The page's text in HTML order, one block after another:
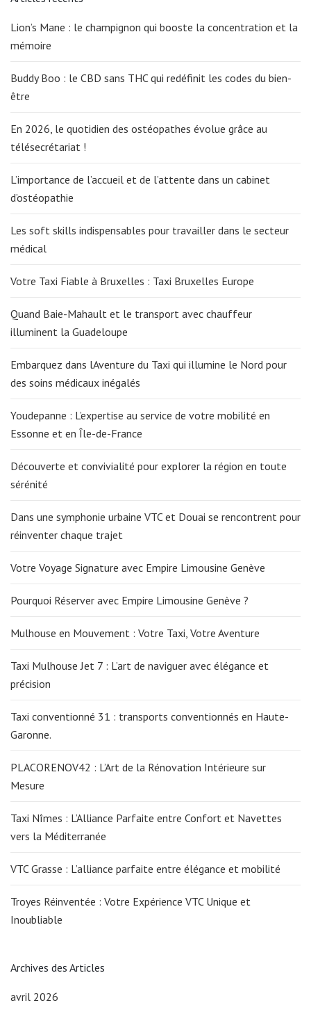
Lion’s Mane : le champignon qui booste la concentration et la
mémoire
Buddy Boo : le CBD sans THC qui redéfinit les codes du bien-
être
En 2026, le quotidien des ostéopathes évolue grâce au
télésecrétariat !
L’importance de l’accueil et de l’attente dans un cabinet
d’ostéopathie
Les soft skills indispensables pour travailler dans le secteur
médical
Votre Taxi Fiable à Bruxelles : Taxi Bruxelles Europe
Quand Baie-Mahault et le transport avec chauffeur
illuminent la Guadeloupe
Embarquez dans lAventure du Taxi qui illumine le Nord pour
des soins médicaux inégalés
Youdepanne : L’expertise au service de votre mobilité en
Essonne et en Île-de-France
Découverte et convivialité pour explorer la région en toute
sérénité
Dans une symphonie urbaine VTC et Douai se rencontrent pour
réinventer chaque trajet
Votre Voyage Signature avec Empire Limousine Genève
Pourquoi Réserver avec Empire Limousine Genève ?
Mulhouse en Mouvement : Votre Taxi, Votre Aventure
Taxi Mulhouse Jet 7 : L’art de naviguer avec élégance et
précision
Taxi conventionné 31 : transports conventionnés en Haute-
Garonne.
PLACORENOV42 : L’Art de la Rénovation Intérieure sur
Mesure
Taxi Nîmes : L’Alliance Parfaite entre Confort et Navettes
vers la Méditerranée
VTC Grasse : L’alliance parfaite entre élégance et mobilité
Troyes Réinventée : Votre Expérience VTC Unique et
Inoubliable
Archives des Articles
avril 2026